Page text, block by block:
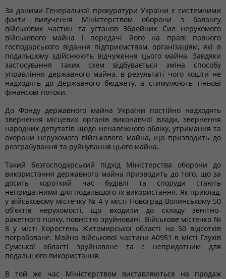
За даними Генеральної прокуратури України є системними
факти вилучення Міністерством оборони з балансу
військових частин та установ Збройних Сил нерухомого
військового майна і передачі його на праві повного
господарського відання підприємствам, організаціям, які в
подальшому здійснюють відчуження цього майна. Завдяки
застосування таких схем відбувається зміна способу
управління державного майна, в результаті чого кошти не
надходять до Державного бюджету, а стимулюють тіньові
фінансові потоки.
До Фонду державного майна України постійно надходять
звернення місцевих органів виконавчої влади, звернення
народних депутатів щодо неналежного обліку, утримання та
охорони нерухомого військового майна, що призводить до
розграбування та руйнування цього майна.
Такий безгосподарський підхід Міністерства оборони до
використання державного майна призводить до того, що за
досить короткий час будівлі та споруди стають
непридатними для подальшого їх використання. Як приклад,
у військовому містечку № 4 у місті Новоград-Волинському 50
об'єктів нерухомості, що входили до складу зенітно-
ракетного полку, повністю зруйновані. Військове містечко №
8 у місті Коростень Житомирської області на 50 відсотків
пограбоване. Майно військової частини А0951 в місті Глухів
Сумської області зруйноване та є непридатним для
подальшого використання.
В той же час Міністерством виставляються на продаж